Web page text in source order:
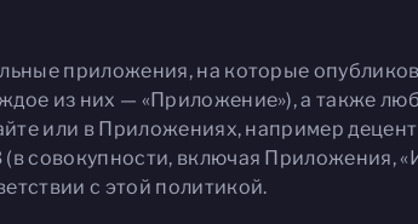
приложения, на которые
из них — «Приложение»), а также
или в Приложениях, например
совокупности, включая Приложения,
с этой политикой.